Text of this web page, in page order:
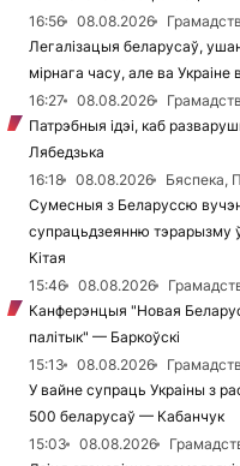
16:56
08.08.2026
Легалізацыя беларусаў,
мірнага часу, але ва
16:27
08.08.2026
Патрэбныя ідэі, каб
Лябедзька
16:18
08.08.2026
Бяспека,
Сумесныя з Беларуссю
супрацьдзеянню тэрарызму
Кітая
15:46
08.08.2026
Канферэнцыя "Новая
палітык" — Баркоўскі
15:13
08.08.2026
У вайне супраць Украіны з
500 беларусаў — Кабанчук
15:03
08.08.2026